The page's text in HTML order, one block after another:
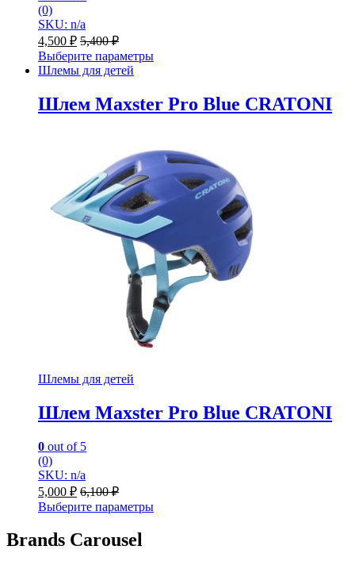
(0)
SKU: n/a
4,500 ₽ 5,400₽
Выберите параметры
Шлемы для детей
Шлем Maxster Pro Blue CRATONI
Шлемы для детей
Шлем Maxster Pro Blue CRATONI
0 out of 5
(0)
SKU: n/a
5,000 ₽ 6,100₽
Выберите параметры
Brands Carousel